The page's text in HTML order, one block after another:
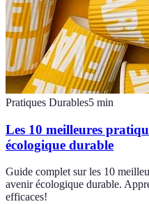
Pratiques Durables5 min
Les 10 meilleures
écologique durable
Guide complet sur les 10
avenir écologique durable.
efficaces!